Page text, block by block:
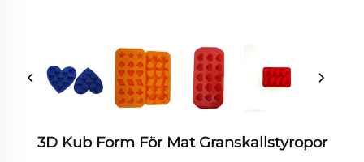
3D Kub Form För Mat Granskallstyropor